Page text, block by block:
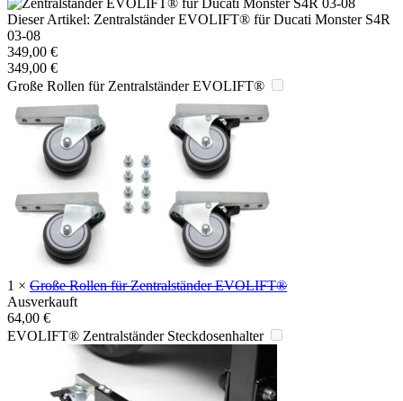
Dieser Artikel: Zentralständer EVOLIFT® für Ducati Monster S4R
03-08
349,00 €
349,00 €
Große Rollen für Zentralständer EVOLIFT®
1 × Große Rollen für Zentralständer EVOLIFT®
Ausverkauft
64,00 €
EVOLIFT® Zentralständer Steckdosenhalter